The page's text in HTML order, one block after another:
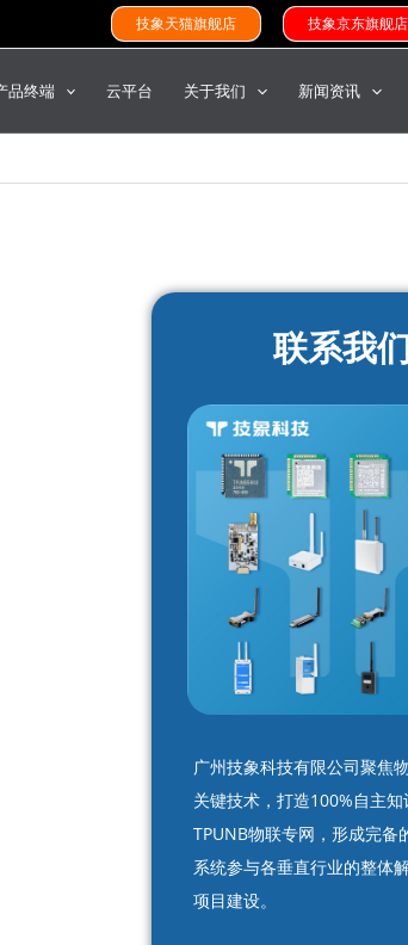
技象天猫旗舰店 技象京东旗舰店
品终端 云平台 关于我们 新闻资讯
联系我
广州技象科技有限公司聚焦
关键技术，打造100%自主知
TPUNB物联专网，形成完备
系统参与各垂直行业的整体
项目建设。